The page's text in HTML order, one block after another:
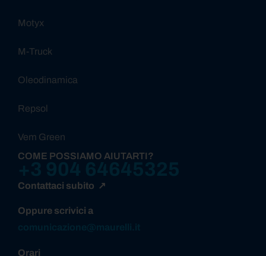
Motyx
M-Truck
Oleodinamica
Repsol
Vem Green
COME POSSIAMO AIUTARTI?
Contattaci subito ↗
Oppure scrivici a
Orari